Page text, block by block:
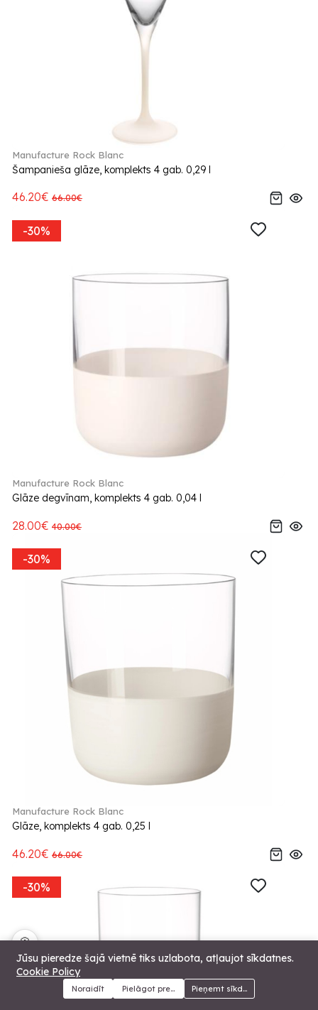
Menu Kategorijas Meklēt Grozs
Manufacture Rock Blanc
Šampanieša glāze, komplekts 4 gab. 0,29 l
46.20€ 66.00€
-30%
Manufacture Rock Blanc
Glāze degvīnam, komplekts 4 gab. 0,04 l
28.00€ 40.00€
-30%
Manufacture Rock Blanc
Glāze, komplekts 4 gab. 0,25 l
46.20€ 66.00€
-30%
Jūsu pieredze šajā vietnē tiks uzlabota, atļaujot sīkdatnes.
Cookie Policy
Noraidīt Pielāgot preferencesPieņemt sīkdatnes
🍪